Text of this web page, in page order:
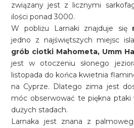
związany jest z licznymi
ilości ponad 3000.
W pobliżu Larnaki znajduje się
jedno z najświętszych miejsc
grób ciotki Mahometa, Umm
jest w otoczeniu słonego
listopada do końca kwietnia
na Cyprze. Dlatego zima jest
móc obserwować te piękna ptaki
dużych stadach.
Larnaka jest znana z